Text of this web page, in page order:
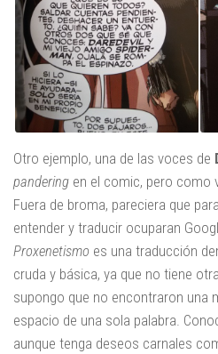
Otro ejemplo, una de las voces de
pandering en el comic, pero como
Fuera de broma, pareciera que
entender y traducir ocuparan
Proxenetismo es una traducción
cruda y básica, ya que no tiene
supongo que no encontraron una
espacio de una sola palabra.
aunque tenga deseos carnales